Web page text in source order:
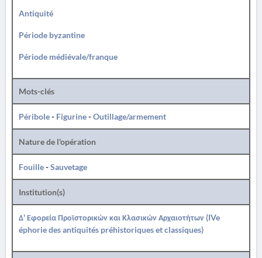
Antiquité
Période byzantine
Période médiévale/franque
Mots-clés
Péribole- Figurine-Outillage/armement
Nature de l'opération
Fouille-Sauvetage
Institution(s)
Δ' Εφορεία Προϊστορικών και Κλασικών Αρχαιοτήτων (IVe
éphorie des antiquités préhistoriques et classiques)